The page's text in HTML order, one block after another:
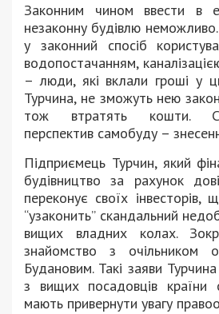
Законним чином ввести в
незаконну будівлю
у законний спосіб
водопостачанням,
– люди, які вклали гроші у
Турчина, не зможуть нею
тож втратять кошти.
перспектив самобуду –
Підприємець Турчин, який
будівництво за рахунок
переконує своїх інвесторів,
“узаконить” скандальний
вищих владних колах.
знайомство з очільником
Будановим. Такі заяви
з вищих посадовців
мають привернути увагу